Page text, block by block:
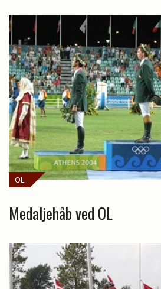
OL
Medaljehåb ved OL